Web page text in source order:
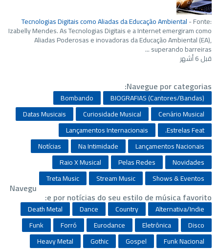
Tecnologias Digitais como Aliadas da Educação Ambiental-Fonte:
Izabelly Mendes. As Tecnologias Digitais e a Internet emergiram como
Aliadas Poderosas e inovadoras da Educação Ambiental (EA),
superando barreiras ...
قبل 6 أشهر
Navegue por categorias:
BIOGRAFIAS (Cantores/Bandas)
Bombando
Cenário Musical
Curiosidade Musical
Datas Musicais
Estrelas Feat.
Lançamentos Internacionais
Lançamentos Nacionais
Na Intimidade
Notícias
Novidades
Pelas Redes
Raio X Musical
Shows & Eventos
Stream Music
Treta Music
Navegu
e por notícias do seu estilo de música favorito:
Alternativa/Indie
Country
Dance
Death Metal
Disco
Eletrônica
Eurodance
Forró
Funk
Funk Nacional
Gospel
Gothic
Heavy Metal